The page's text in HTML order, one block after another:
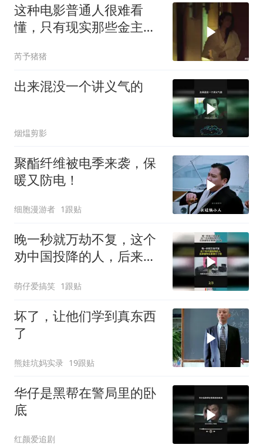
这种电影普通人很难看
懂，只有现实那些金主看
芮予猪猪
出来混没一个讲义气的
烟煴剪影
聚酯纤维被电季来袭，保
暖又防电！
细胞漫游者 1跟贴
晚一秒就万劫不复，这个
劝中国投降的人，后来被
萌仔爱搞笑 1跟贴
坏了，让他们学到真东西
了
熊娃坑妈实录 19跟贴
华仔是黑帮在警局里的卧
底
红颜爱追剧